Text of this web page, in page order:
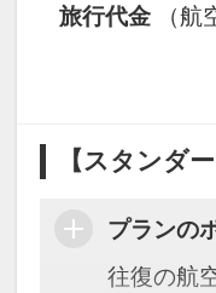
旅行代金
（
【スタンダ
プランの
往復の航